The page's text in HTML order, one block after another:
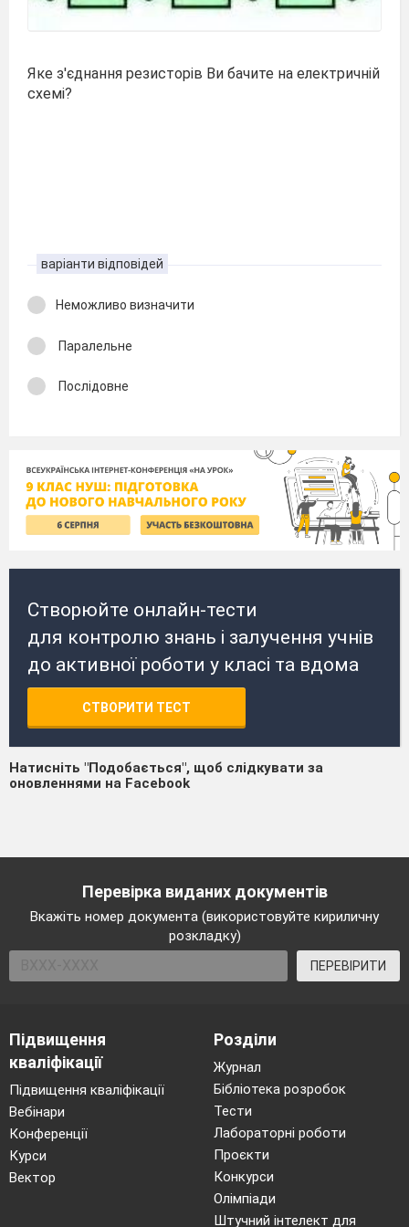
Яке з'єднання резисторів Ви бачите на електричній
схемі?
варіанти відповідей
Неможливо визначити
Паралельне
Послідовне
Створюйте онлайн-тести
для контролю знань і залучення учнів
до активної роботи у класі та вдома
СТВОРИТИ ТЕСТ
Натисніть "Подобається", щоб слідкувати за
оновленнями на Facebook
Перевірка виданих документів
Вкажіть номер документа (використовуйте кириличну
розкладку)
ПЕРЕВІРИТИ
Підвищення
кваліфікації
Підвищення кваліфікації
Вебінари
Конференції
Курси
Вектор
Розділи
Журнал
Бібліотека розробок
Тести
Лабораторні роботи
Проєкти
Конкурси
Олімпіади
Штучний інтелект для